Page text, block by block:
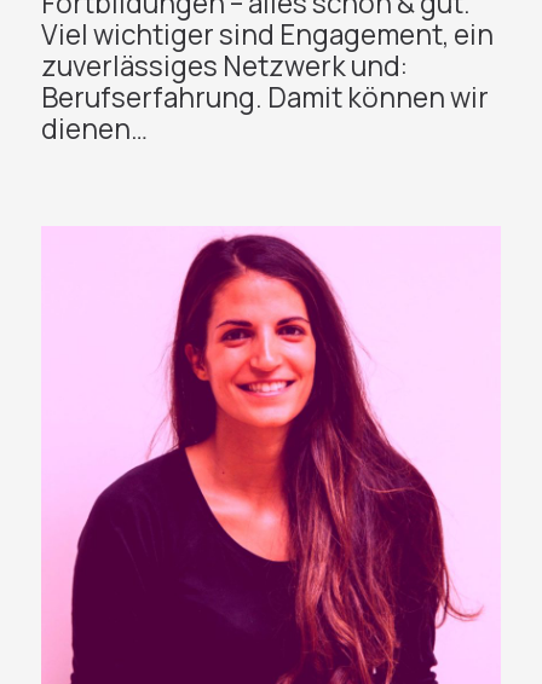
Viel wichtiger sind Engagement, ein
zuverlässiges Netzwerk und:
Berufserfahrung. Damit können wir
dienen…